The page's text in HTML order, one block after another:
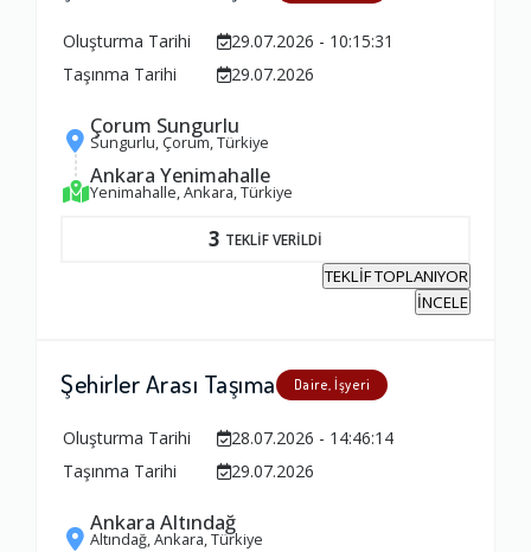
Oluşturma Tarihi
29.07.2026 - 10:15:31
Taşınma Tarihi
29.07.2026
Çorum Sungurlu
Sungurlu, Çorum, Türkiye
Ankara Yenimahalle
Yenimahalle, Ankara, Türkiye
3 TEKLİF VERİLDİ
TEKLİF TOPLANIYOR
İNCELE
Şehirler Arası Taşıma Daire, İşyeri
Oluşturma Tarihi
28.07.2026 - 14:46:14
Taşınma Tarihi
29.07.2026
Ankara Altındağ
Altındağ, Ankara, Türkiye